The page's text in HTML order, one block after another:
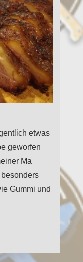
etwas
geworfen
Ma
Gummi und